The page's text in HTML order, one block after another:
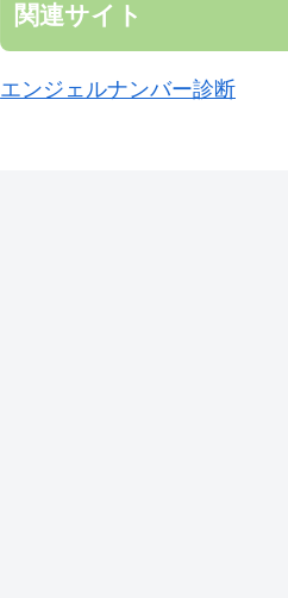
関連サイト
エンジェルナンバー診断